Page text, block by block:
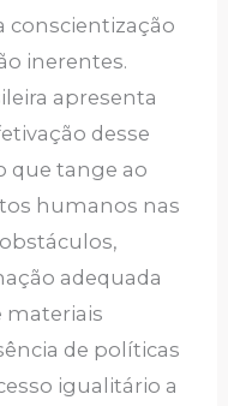
conscientização
inerentes.
apresenta
desse
que tange ao
humanos nas
adequada
materiais
de políticas
igualitário a